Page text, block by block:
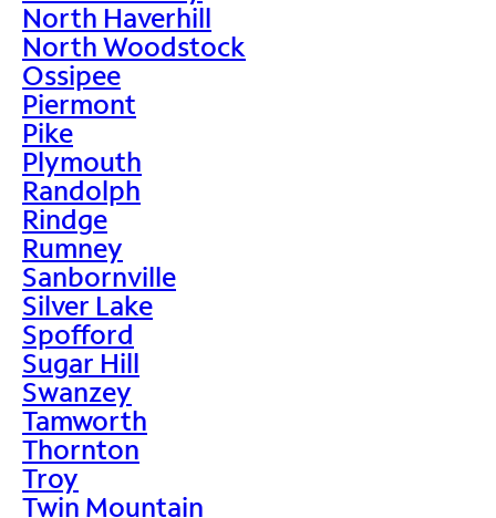
North Haverhill
North Woodstock
Ossipee
Piermont
Pike
Plymouth
Randolph
Rindge
Rumney
Sanbornville
Silver Lake
Spofford
Sugar Hill
Swanzey
Tamworth
Thornton
Troy
Twin Mountain